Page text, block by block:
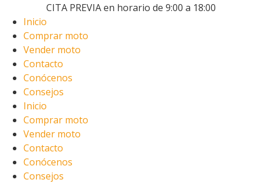
CITA PREVIA en horario de 9:00 a 18:00
Inicio
Comprar moto
Vender moto
Contacto
Conócenos
Consejos
Inicio
Comprar moto
Vender moto
Contacto
Conócenos
Consejos